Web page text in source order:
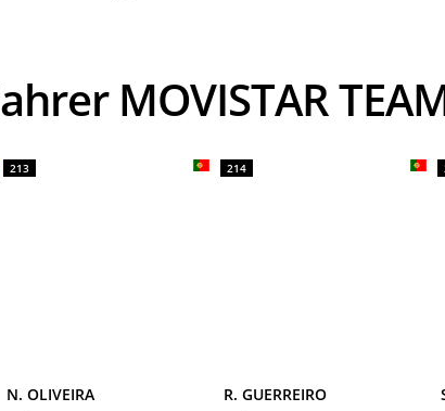
Fahrer MOVISTAR
213
N. OLIVEIRA
214
R. GUERREIRO